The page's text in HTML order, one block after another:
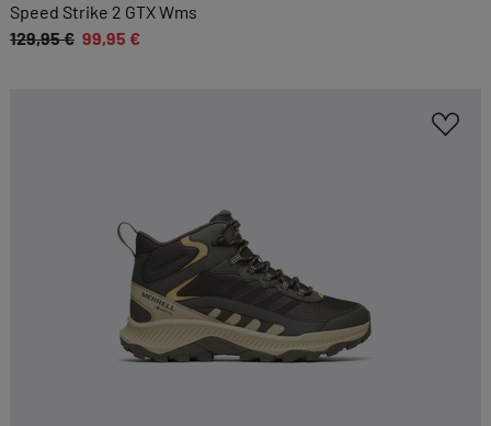
Speed Strike 2 GTX Wms
129,95 € 99,95 €